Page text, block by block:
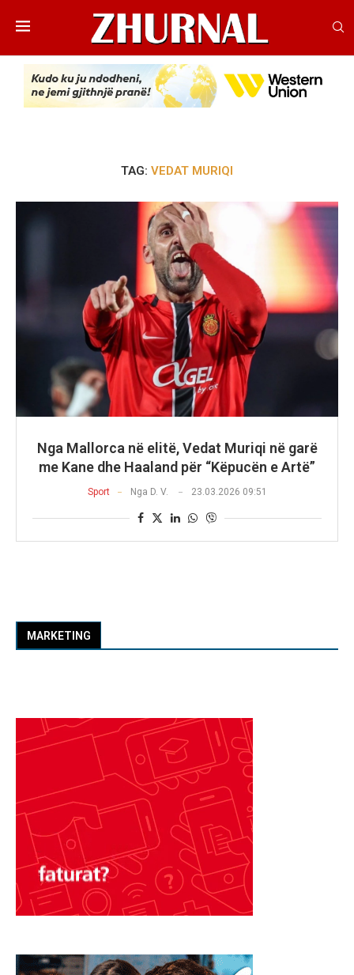
TAG: VEDAT MURIQI
Nga Mallorca në elitë, Vedat Muriqi në garë
me Kane dhe Haaland për “Këpucën e Artë”
Sport Nga D. V. 23.03.2026 09:51
MARKETING